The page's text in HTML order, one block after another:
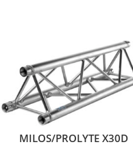
MILOS/PROLYTE X30D